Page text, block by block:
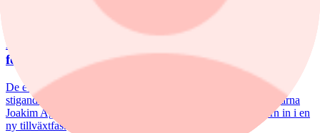
Försvarsförvaltarna spår ny tillväxtfas: ”Goda
förutsättningar”
De europeiska försvarsbolagen visar rekordstora orderböcker,
stigande omsättning och förbättrade marginaler. Enligt förvaltarna
Joakim Agerback och Shayan Heidari går nu försvarssektorn in i en
ny tillväxtfas.